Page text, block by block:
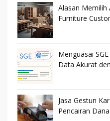
Alasan Memilih
Furniture
Menguasai
Data Akurat
Jasa Gestun
Pencairan